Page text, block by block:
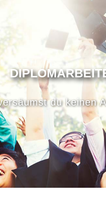
du keinen